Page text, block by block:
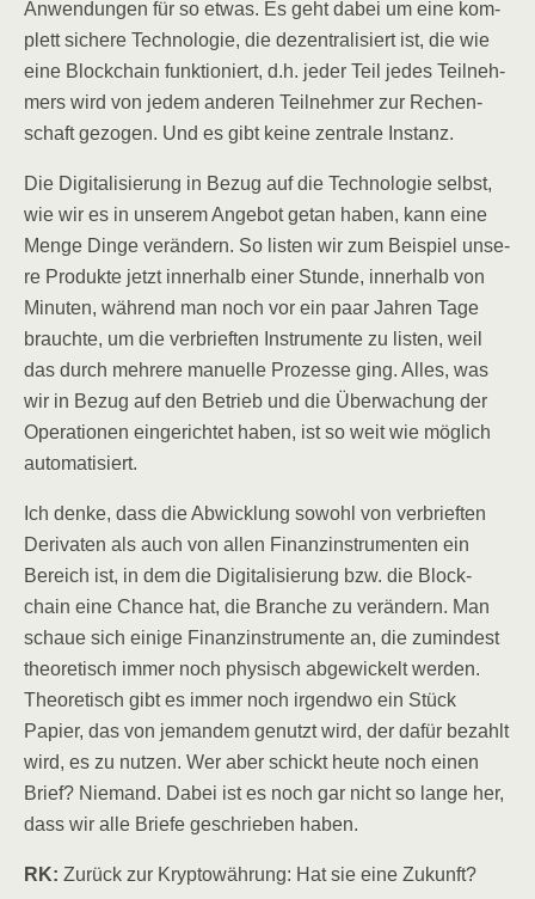
Anwen­dun­gen für so etwas. Es geht dabei um eine kom­
plett siche­re Tech­no­lo­gie, die dezen­tra­li­siert ist, die wie
eine Block­chain funk­tio­niert, d.h. jeder Teil jedes Teil­neh­
mers wird von jedem ande­ren Teil­neh­mer zur Rechen­
schaft gezo­gen. Und es gibt kei­ne zen­tra­le Instanz.
Die Digi­ta­li­sie­rung in Bezug auf die Tech­no­lo­gie selbst,
wie wir es in unse­rem Ange­bot getan haben, kann eine
Men­ge Din­ge ver­än­dern. So lis­ten wir zum Bei­spiel unse­
re Pro­duk­te jetzt inner­halb einer Stun­de, inner­halb von
Minu­ten, wäh­rend man noch vor ein paar Jah­ren Tage
brauch­te, um die ver­brief­ten Instru­men­te zu lis­ten, weil
das durch meh­re­re manu­el­le Pro­zes­se ging. Alles, was
wir in Bezug auf den Betrieb und die Über­wa­chung der
Ope­ra­tio­nen ein­ge­rich­tet haben, ist so weit wie mög­lich
automatisiert.
Ich den­ke, dass die Abwick­lung sowohl von ver­brief­ten
Deri­va­ten als auch von allen Finanz­in­stru­men­ten ein
Bereich ist, in dem die Digi­ta­li­sie­rung bzw. die Block­
chain eine Chan­ce hat, die Bran­che zu ver­än­dern. Man
schaue sich eini­ge Finanz­in­stru­men­te an, die zumin­dest
theo­re­tisch immer noch phy­sisch abge­wi­ckelt wer­den.
Theo­re­tisch gibt es immer noch irgend­wo ein Stück
Papier, das von jeman­dem genutzt wird, der dafür bezahlt
wird, es zu nut­zen. Wer aber schickt heu­te noch einen
Brief? Nie­mand. Dabei ist es noch gar nicht so lan­ge her,
dass wir alle Brie­fe geschrie­ben haben.
RK: Zurück zur Kryp­to­wäh­rung: Hat sie eine Zukunft?